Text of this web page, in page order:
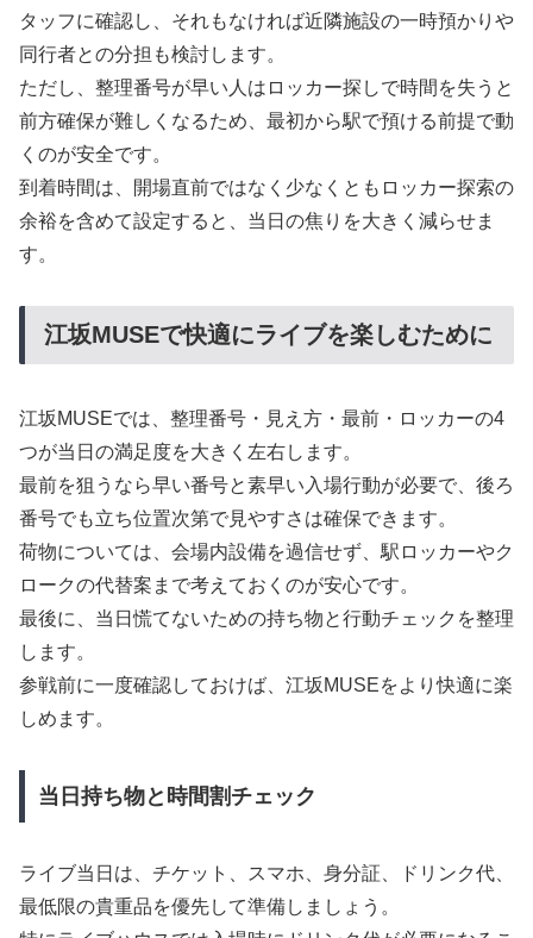
タッフに確認し、それもなければ近隣施設の一時預かりや
同行者との分担も検討します。
ただし、整理番号が早い人はロッカー探しで時間を失うと
前方確保が難しくなるため、最初から駅で預ける前提で動
くのが安全です。
到着時間は、開場直前ではなく少なくともロッカー探索の
余裕を含めて設定すると、当日の焦りを大きく減らせま
す。
江坂MUSEで快適にライブを楽しむために
江坂MUSEでは、整理番号・見え方・最前・ロッカーの4
つが当日の満足度を大きく左右します。
最前を狙うなら早い番号と素早い入場行動が必要で、後ろ
番号でも立ち位置次第で見やすさは確保できます。
荷物については、会場内設備を過信せず、駅ロッカーやク
ロークの代替案まで考えておくのが安心です。
最後に、当日慌てないための持ち物と行動チェックを整理
します。
参戦前に一度確認しておけば、江坂MUSEをより快適に楽
しめます。
当日持ち物と時間割チェック
ライブ当日は、チケット、スマホ、身分証、ドリンク代、
最低限の貴重品を優先して準備しましょう。